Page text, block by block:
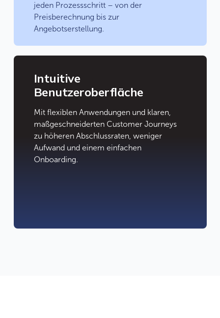
jeden Prozessschritt – von der
Preisberechnung bis zur
Angebotserstellung.
Intuitive
Benutzeroberfläche
Mit flexiblen Anwendungen und klaren,
maßgeschneiderten Customer Journeys
zu höheren Abschlussraten, weniger
Aufwand und einem einfachen
Onboarding.